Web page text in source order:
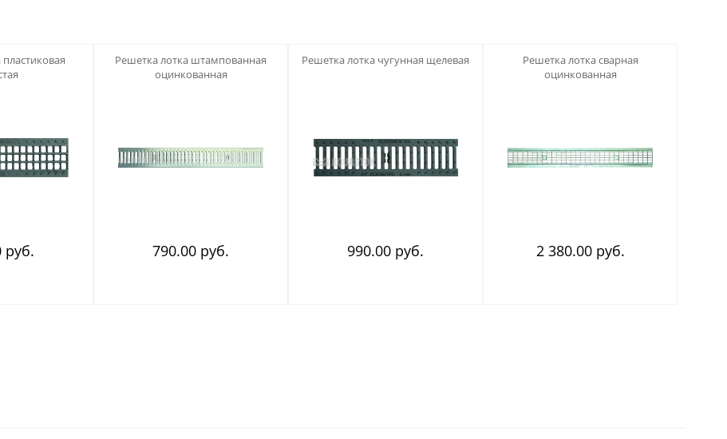
руб.
Решетка лотка штампованная
оцинкованная
790.00 руб.
Решетка лотка чугунная щелевая
990.00 руб.
Решетка лотка сварная
оцинкованная
2 380.00 руб.